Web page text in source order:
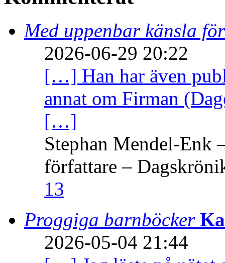
Med uppenbar känsla
2026-06-29 20:22
[…] Han har även
annat om Firman
[…]
Stephan Mendel-Enk
författare –
13
Proggiga barnböcker
2026-05-04 21:44